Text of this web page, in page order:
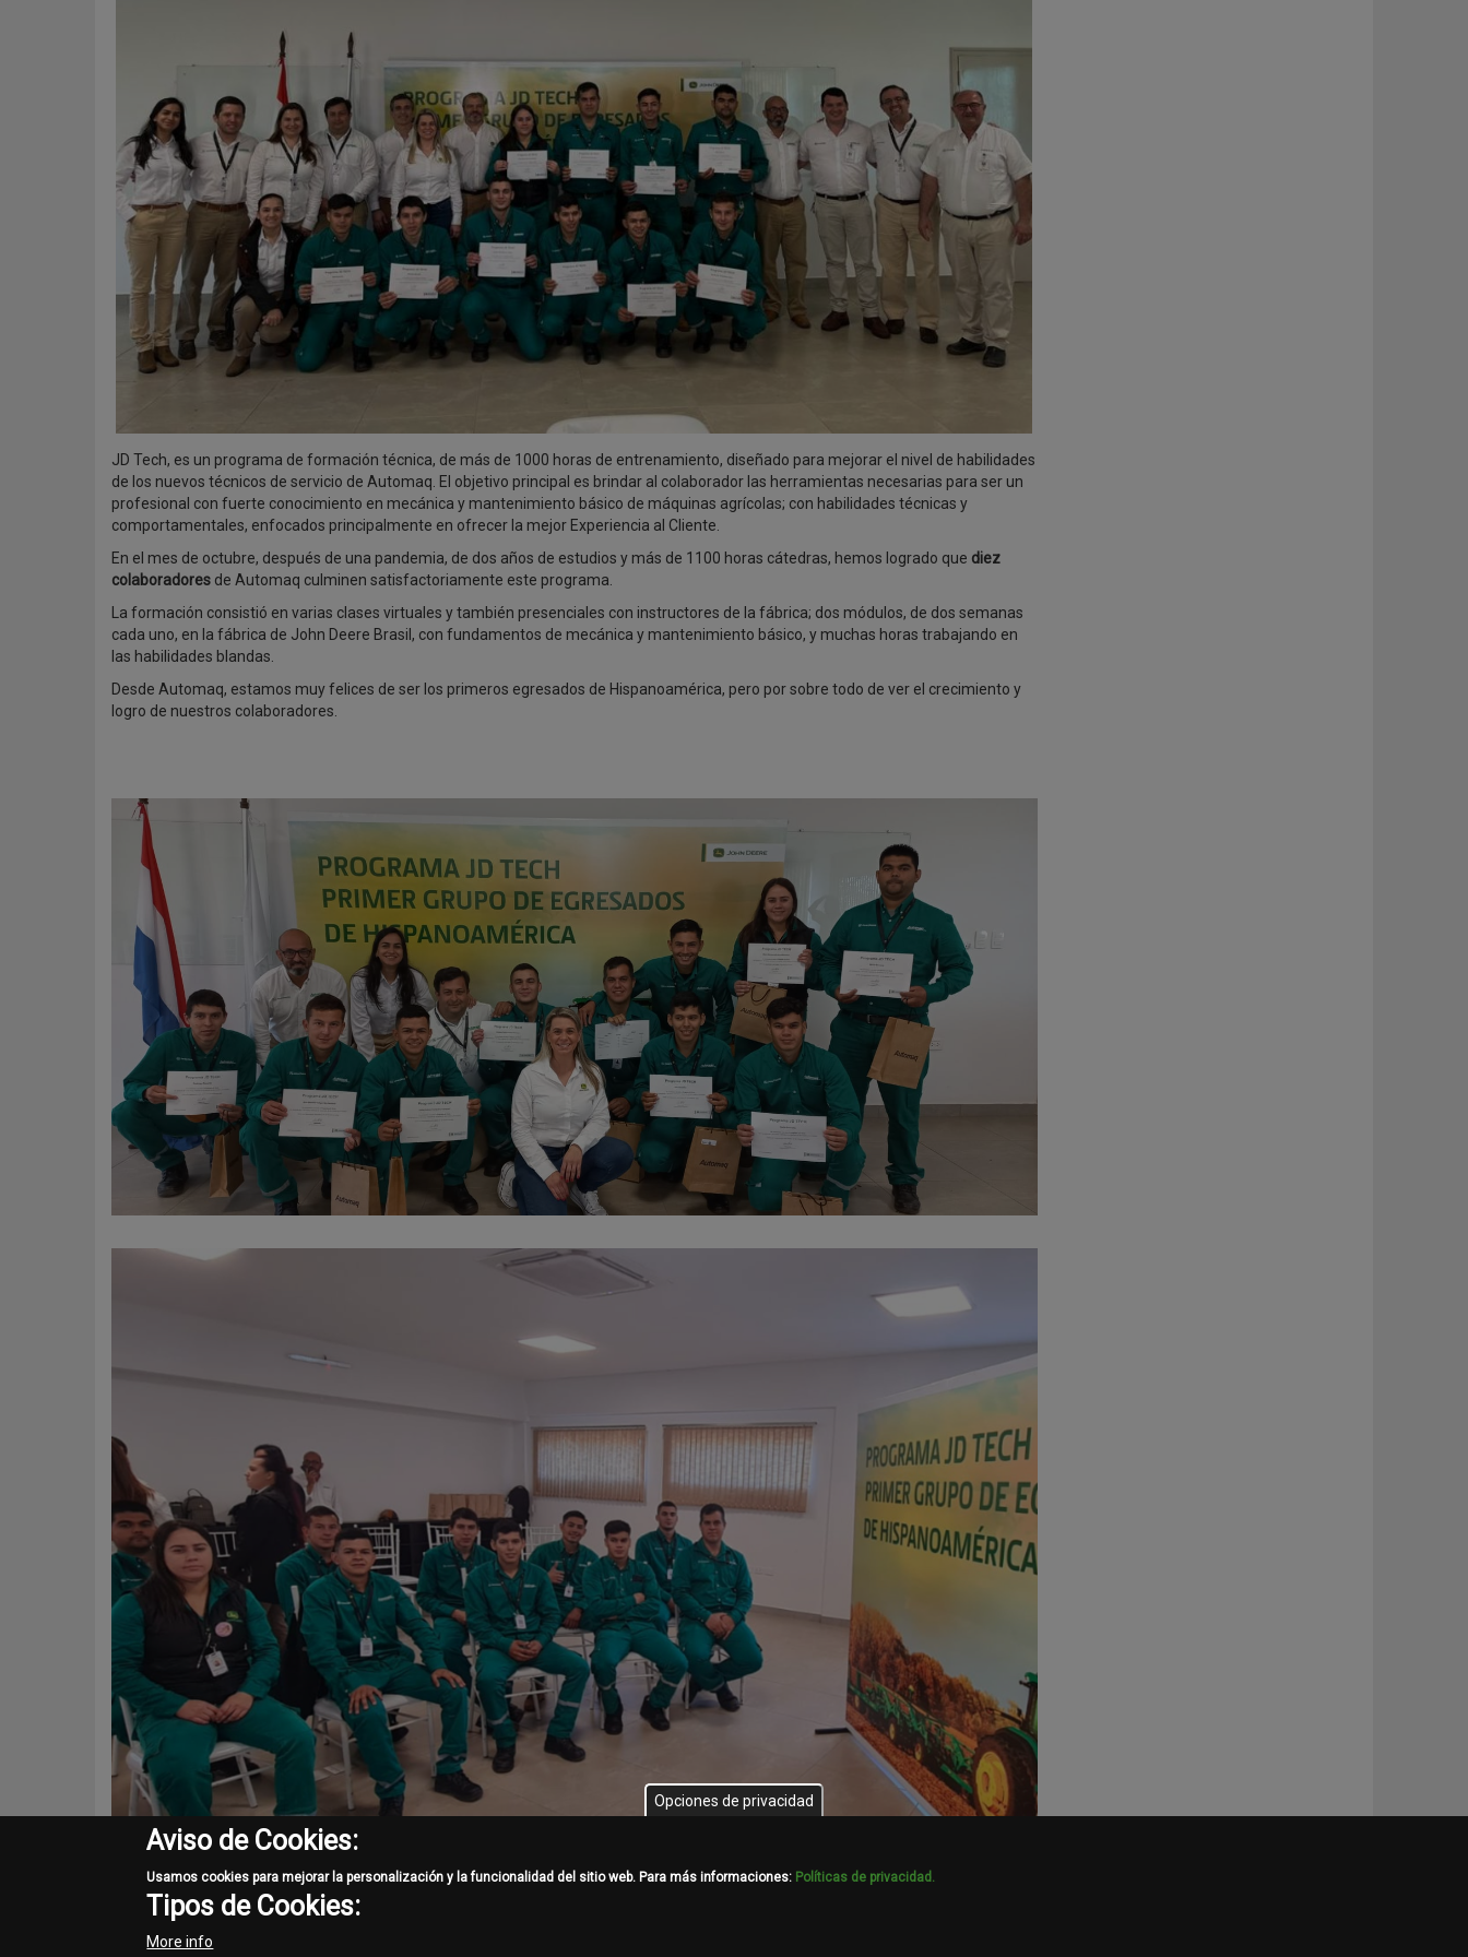
JD Tech, es un programa de formación técnica, de más de 1000 horas de entrenamiento, diseñado para mejorar el nivel de habilidades
de los nuevos técnicos de servicio de Automaq. El objetivo principal es brindar al colaborador las herramientas necesarias para ser un
profesional con fuerte conocimiento en mecánica y mantenimiento básico de máquinas agrícolas; con habilidades técnicas y
comportamentales, enfocados principalmente en ofrecer la mejor Experiencia al Cliente.
En el mes de octubre, después de una pandemia, de dos años de estudios y más de 1100 horas cátedras, hemos logrado que diez
colaboradores de Automaq culminen satisfactoriamente este programa.
La formación consistió en varias clases virtuales y también presenciales con instructores de la fábrica; dos módulos, de dos semanas
cada uno, en la fábrica de John Deere Brasil, con fundamentos de mecánica y mantenimiento básico, y muchas horas trabajando en
las habilidades blandas.
Desde Automaq, estamos muy felices de ser los primeros egresados de Hispanoamérica, pero por sobre todo de ver el crecimiento y
logro de nuestros colaboradores.
Opciones de privacidad
Aviso de Cookies:
Usamos cookies para mejorar la personalización y la funcionalidad del sitio web. Para más informaciones: Políticas de privacidad.
Tipos de Cookies:
More info